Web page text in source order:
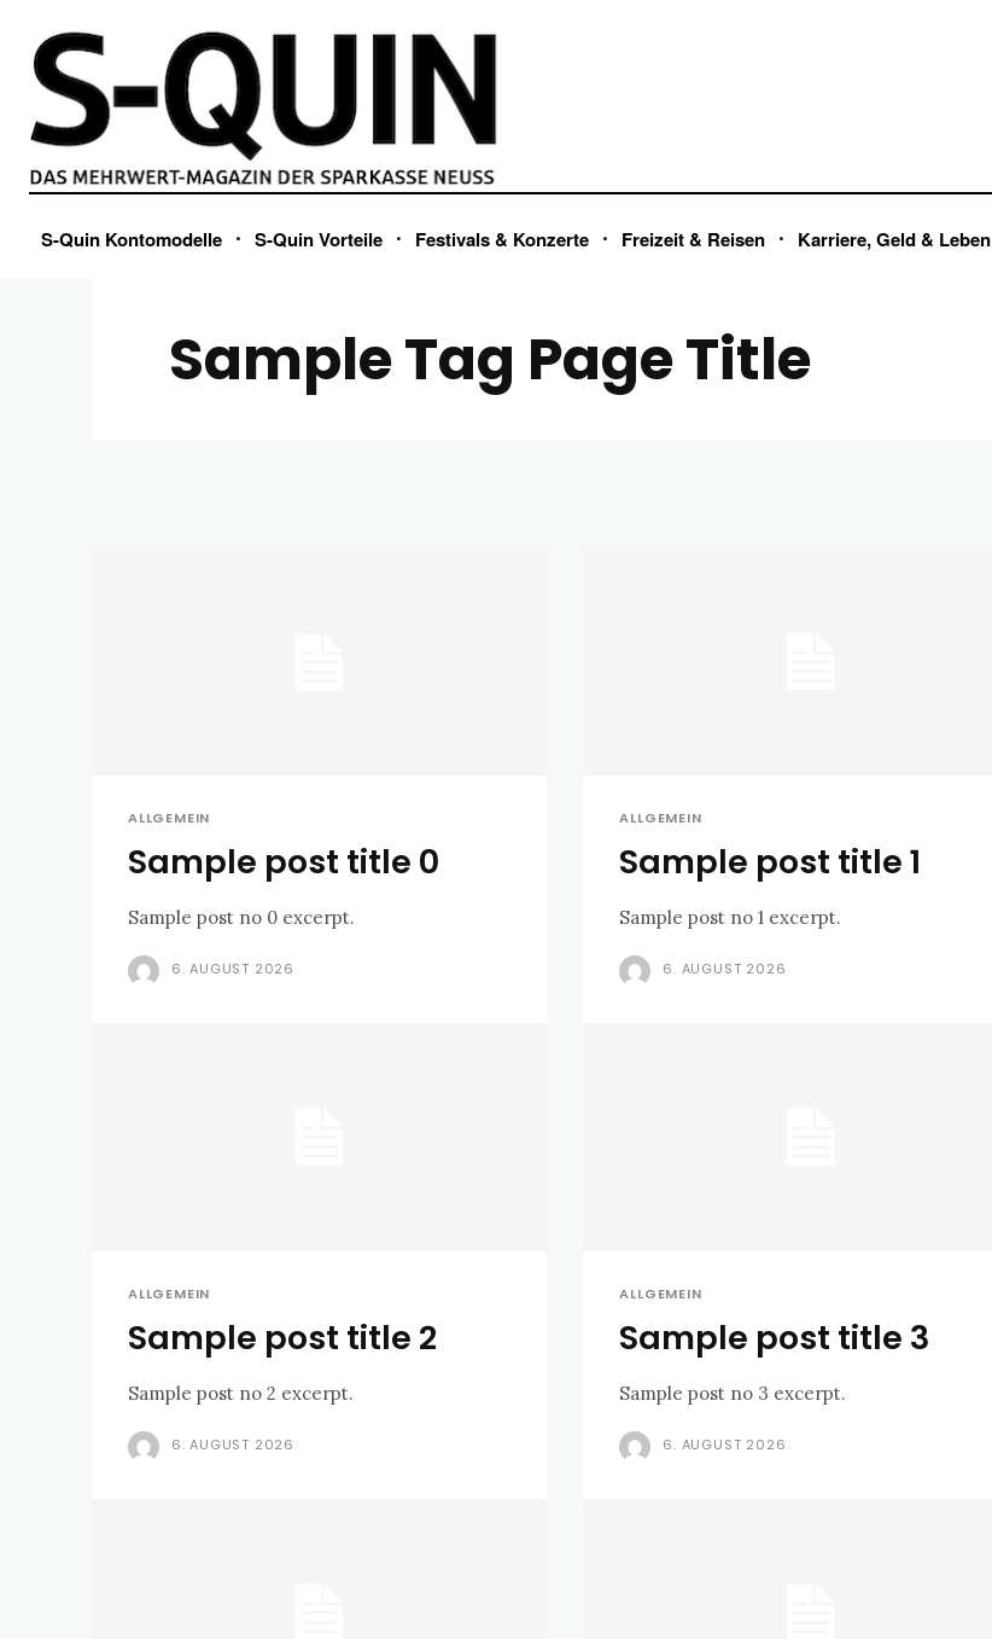
S-Quin Kontomodelle S-Quin Vorteile Festivals & Konzerte Freizeit & Reisen Karriere, Geld & Leben
Sample Tag Page Title
ALLGEMEIN
Sample post title 0
Sample post no 0 excerpt.
6. AUGUST 2026
ALLGEMEIN
Sample post title 1
Sample post no 1 excerpt.
6. AUGUST 2026
ALLGEMEIN
Sample post title 2
Sample post no 2 excerpt.
6. AUGUST 2026
ALLGEMEIN
Sample post title 3
Sample post no 3 excerpt.
6. AUGUST 2026